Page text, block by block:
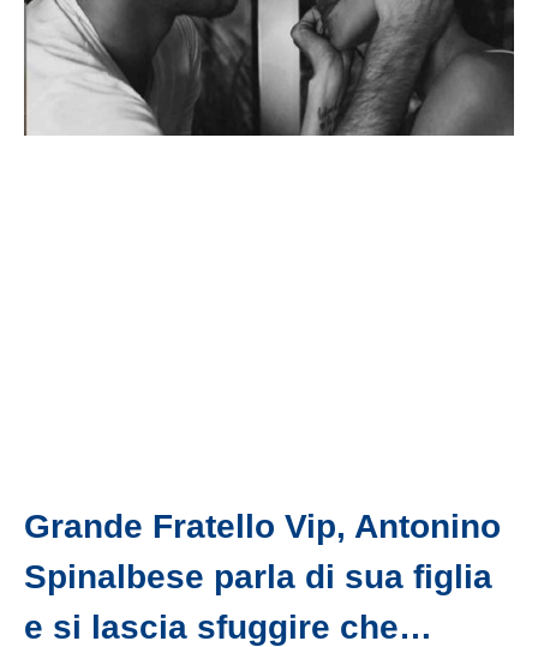
Grande Fratello Vip, Antonino
Spinalbese parla di sua figlia
e si lascia sfuggire che…